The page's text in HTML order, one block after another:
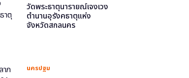
วัดพระธาตุนารายณ์เจงเวง
ตำนานอุรังคธาตุแห่ง
จังหวัดสกลนคร
นครปฐม